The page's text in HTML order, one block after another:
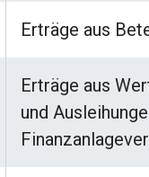
Erträge aus
Erträge aus
und